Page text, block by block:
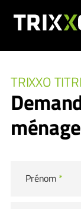
TRIXXO
Prénom *